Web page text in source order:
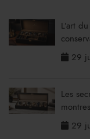
L’art
29
Les
29